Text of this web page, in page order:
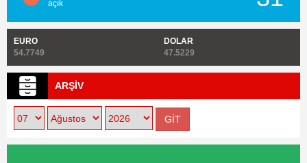
açık
EURO
54.7749
DOLAR
47.5229
ARŞİV